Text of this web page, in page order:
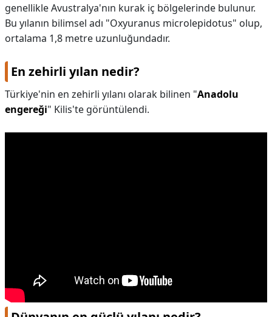
genellikle Avustralya'nın kurak iç bölgelerinde bulunur.
Bu yılanın bilimsel adı "Oxyuranus microlepidotus" olup,
ortalama 1,8 metre uzunluğundadır.
En zehirli yılan nedir?
Türkiye'nin en zehirli yılanı olarak bilinen "Anadolu
engereği" Kilis'te görüntülendi.